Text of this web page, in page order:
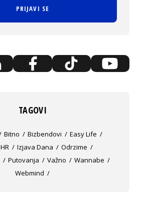
PRIJAVI SE
TAGOVI
Bitno Bizbendovi
Easy Life
HR Izjava Dana
Odrzime
Putovanja Važno
Wannabe
Webmind